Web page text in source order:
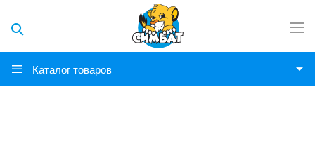
Каталог товаров